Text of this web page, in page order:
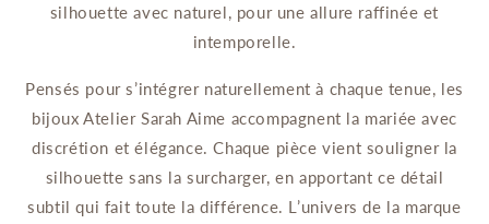
silhouette avec naturel, pour une allure raffinée et
intemporelle.
Pensés pour s’intégrer naturellement à chaque tenue, les
bijoux Atelier Sarah Aime accompagnent la mariée avec
discrétion et élégance. Chaque pièce vient souligner la
silhouette sans la surcharger, en apportant ce détail
subtil qui fait toute la différence. L’univers de la marque